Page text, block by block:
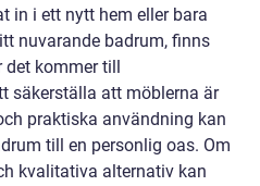
in i ett nytt hem eller bara
nuvarande badrum, finns
det kommer till
säkerställa att möblerna är
praktiska användning kan
till en personlig oas. Om
kvalitativa alternativ kan